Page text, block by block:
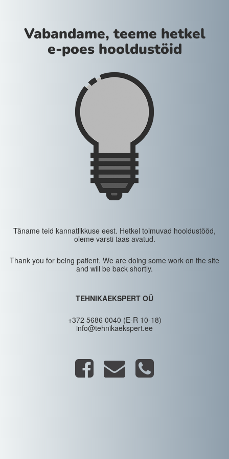
Vabandame, teeme hetkel
e-poes hooldustöid
Täname teid kannatlikkuse eest. Hetkel toimuvad hooldustööd,
oleme varsti taas avatud.
Thank you for being patient. We are doing some work on the site
and will be back shortly.
TEHNIKAEKSPERT OÜ
+372 5686 0040 (E-R 10-18)
info@tehnikaekspert.ee